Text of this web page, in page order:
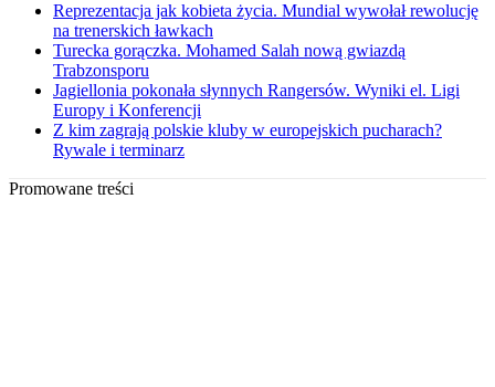
Reprezentacja jak kobieta życia. Mundial wywołał rewolucję
na trenerskich ławkach
Turecka gorączka. Mohamed Salah nową gwiazdą
Trabzonsporu
Jagiellonia pokonała słynnych Rangersów. Wyniki el. Ligi
Europy i Konferencji
Z kim zagrają polskie kluby w europejskich pucharach?
Rywale i terminarz
Promowane treści